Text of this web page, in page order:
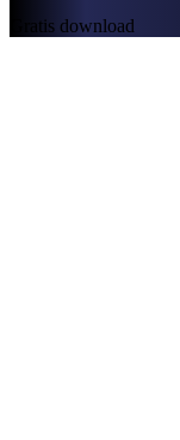
Gratis download